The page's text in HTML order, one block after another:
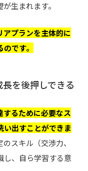
生まれます。
プランを主体的に
です。
を後押しできる
するために必要なス
い出すことができま
スキル（交渉力、
し、自ら学習する意